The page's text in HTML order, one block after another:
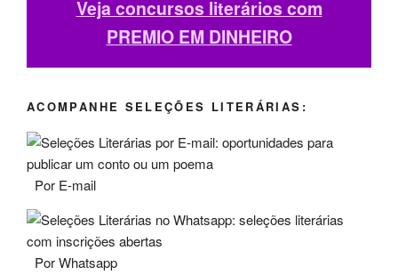
Veja concursos literários com
PREMIO EM DINHEIRO
ACOMPANHE SELEÇÕES LITERÁRIAS:
Por E-mail
Por Whatsapp